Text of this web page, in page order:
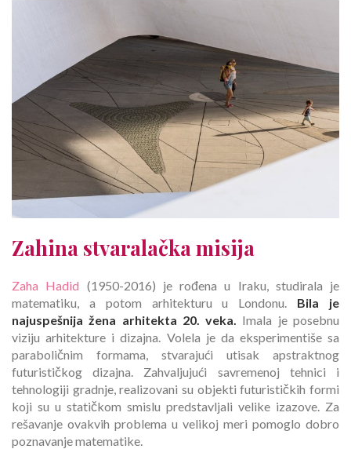
Zahina stvaralačka misija
Zaha Hadid (1950-2016) je rođena u Iraku, studirala je
matematiku, a potom arhitekturu u Londonu. Bila je
najuspešnija žena arhitekta 20. veka.
Imala je posebnu
viziju arhitekture i dizajna. Volela je da eksperimentiše sa
paraboličnim formama, stvarajući utisak apstraktnog
futurističkog dizajna. Zahvaljujući savremenoj tehnici i
tehnologiji gradnje, realizovani su objekti futurističkih formi
koji su u statičkom smislu predstavljali velike izazove. Za
rešavanje ovakvih problema u velikoj meri pomoglo dobro
poznavanje matematike.